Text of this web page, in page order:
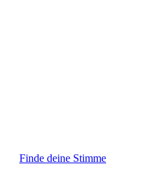
Finde deine Stimme